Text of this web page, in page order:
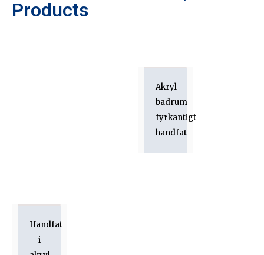
Products
Akryl
badrum
fyrkantigt
handfat
Handfat
i